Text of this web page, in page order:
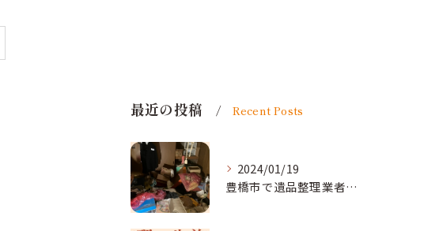
最近の投稿 Recent Posts
2024/01/19
豊橋市で遺品整理業者をお探しなら｜心を込めたサービスを